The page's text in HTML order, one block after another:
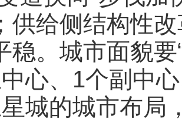
供给侧结构性
稳。城市面貌
心、1个副中
城的城市布局